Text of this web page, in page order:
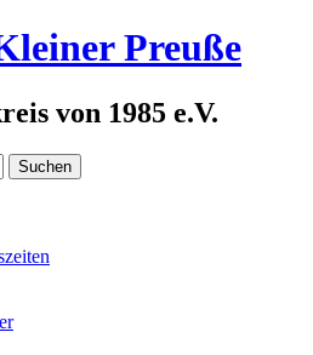
Preuße
von 1985 e.V.